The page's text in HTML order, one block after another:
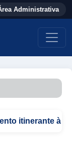
Administrativa
à